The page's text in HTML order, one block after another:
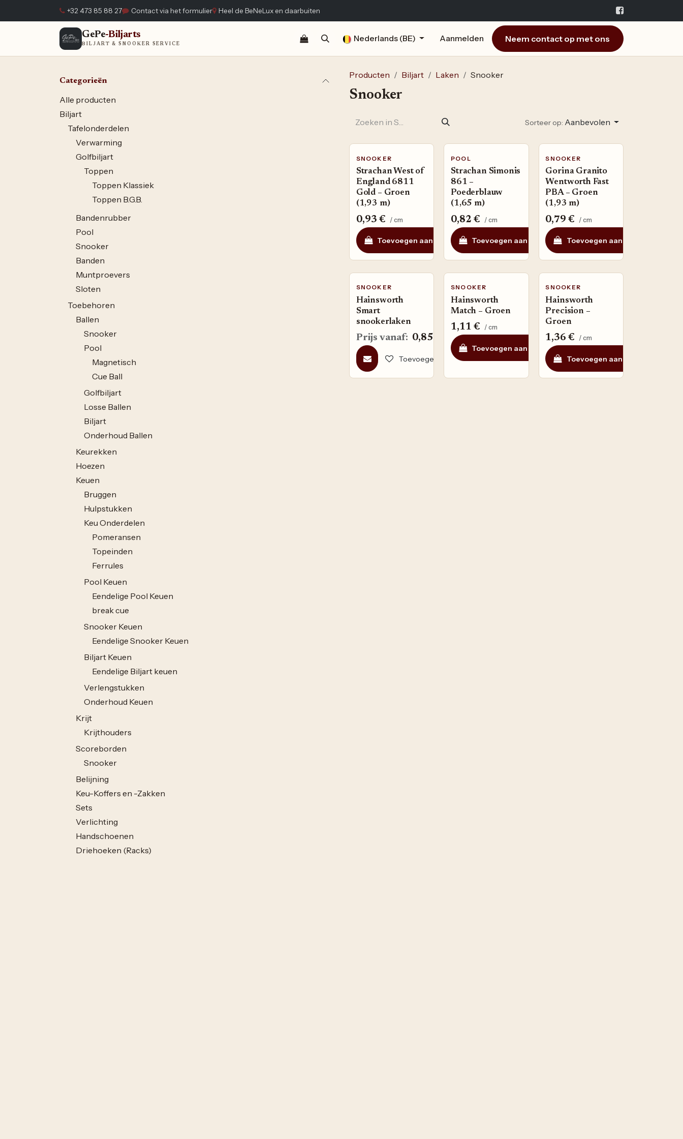
Overslaan naar inhoud+32 473 85 88 27 Contact via het formulier Heel de BeNeLux en daarbuiten
GePe-Biljarts
BILJART & SNOOKER SERVICE
Documentatie Publicaties Contact
Nederlands (BE) Aanmelden Neem contact op met ons
Categorieën
Alle producten
Biljart
Tafelonderdelen
Verwarming
Golfbiljart
Toppen
Toppen Klassiek
Toppen B.G.B.
Bandenrubber
Pool
Snooker
Banden
Muntproevers
Sloten
Toebehoren
Ballen
Snooker
Pool
Magnetisch
Cue Ball
Golfbiljart
Losse Ballen
Biljart
Onderhoud Ballen
Keurekken
Hoezen
Keuen
Bruggen
Hulpstukken
Keu Onderdelen
Pomeransen
Topeinden
Ferrules
Pool Keuen
Eendelige Pool Keuen
break cue
Snooker Keuen
Eendelige Snooker Keuen
Biljart Keuen
Eendelige Biljart keuen
Verlengstukken
Onderhoud Keuen
Krijt
Krijthouders
Scoreborden
Snooker
Belijning
Keu-Koffers en -Zakken
Sets
Verlichting
Handschoenen
Driehoeken (Racks)
Producten Biljart Laken Snooker
Snooker
Sorteer op: Aanbevolen
SNOOKER
Strachan West of
England 6811
Gold – Groen
(1,93 m)
0,93 € / cm
Toevoegen aan winkelmandje Toevoegen aan verlanglijst
POOL
Strachan Simonis
861 –
Poederblauw
(1,65 m)
0,82 € / cm
Toevoegen aan winkelmandje Toevoegen aan
SNOOKER
Gorina Granito
Wentworth Fast
PBA – Groen
(1,93 m)
0,79 € / cm
Toevoegen aan winkelmandje
SNOOKER
Hainsworth
Smart
snookerlaken
Prijs vanaf: 0,85 / cm
Toevoegen aan verlanglijst
SNOOKER
Hainsworth
Match – Groen
1,11 € / cm
Toevoegen aan winkelmandje Toevoegen aan
SNOOKER
Hainsworth
Precision –
Groen
1,36 € / cm
Toevoegen aan winkelmandje